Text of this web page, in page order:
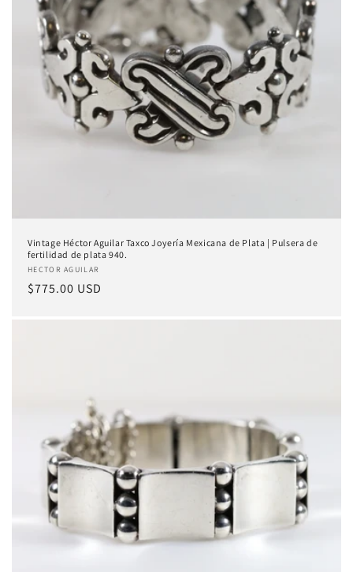
Vintage Héctor Aguilar Taxco Joyería Mexicana de Plata | Pulsera de
fertilidad de plata 940.
Proveedor:
HECTOR AGUILAR
Precio
$775.00 USD